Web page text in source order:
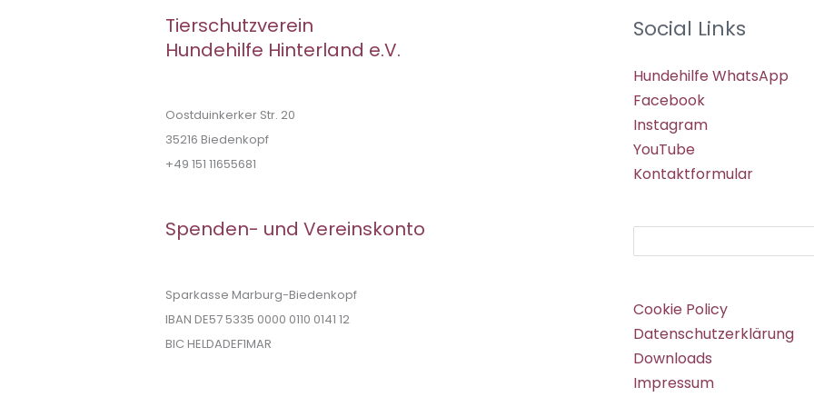
Tierschutzverein
Hundehilfe Hinterland e.V.
Oostduinkerker Str. 20
35216 Biedenkopf
+49 151 11655681
Spenden- und Vereinskonto
Sparkasse Marburg-Biedenkopf
IBAN DE57 5335 0000 0110 0141 12
BIC HELDADEF1MAR
Social Links
Hundehilfe WhatsApp
Facebook
Instagram
YouTube
Kontaktformular
Cookie Policy
Datenschutzerklärung
Downloads
Impressum